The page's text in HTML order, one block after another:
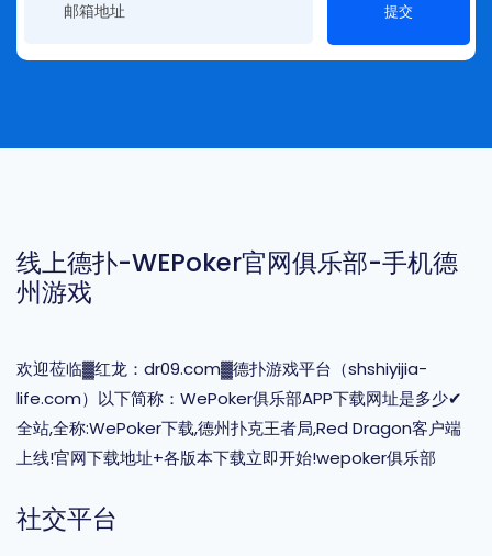
提交
线上德扑-WEPoker官网俱乐部-手机德
州游戏
欢迎莅临▓红龙：dr09.com▓德扑游戏平台（shshiyijia-
life.com）以下简称：WePoker俱乐部APP下载网址是多少✔
全站,全称:WePoker下载,德州扑克王者局,Red Dragon客户端
上线!官网下载地址+各版本下载立即开始!wepoker俱乐部
社交平台